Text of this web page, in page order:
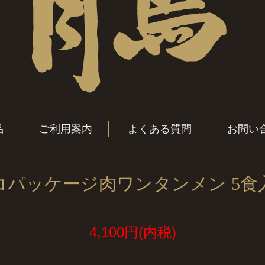
ご利用案内 よくある質問 お問い
パッケージ肉ワンタンメン 5食
4,100円(内税)